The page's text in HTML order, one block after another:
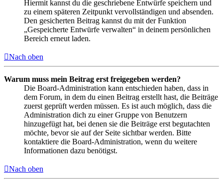
Hiermit kannst du die geschriebene Entwürfe speichern und
zu einem späteren Zeitpunkt vervollständigen und absenden.
Den gesicherten Beitrag kannst du mit der Funktion
„Gespeicherte Entwürfe verwalten“ in deinem persönlichen
Bereich erneut laden.
Nach oben
Warum muss mein Beitrag erst freigegeben werden?
Die Board-Administration kann entschieden haben, dass in
dem Forum, in dem du einen Beitrag erstellt hast, die Beiträge
zuerst geprüft werden müssen. Es ist auch möglich, dass die
Administration dich zu einer Gruppe von Benutzern
hinzugefügt hat, bei denen sie die Beiträge erst begutachten
möchte, bevor sie auf der Seite sichtbar werden. Bitte
kontaktiere die Board-Administration, wenn du weitere
Informationen dazu benötigst.
Nach oben